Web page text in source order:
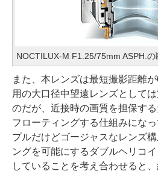
NOCTILUX-M F1.25/75mm ASPH.の
また、本レンズは最短撮影距離
用の大口径中望遠レンズとして
のだが、近接時の画質を担保す
フローティングする仕組みにな
プルだけどゴージャスなレンズ
ングを可能にするダブルヘリコ
していることを考え合わせると